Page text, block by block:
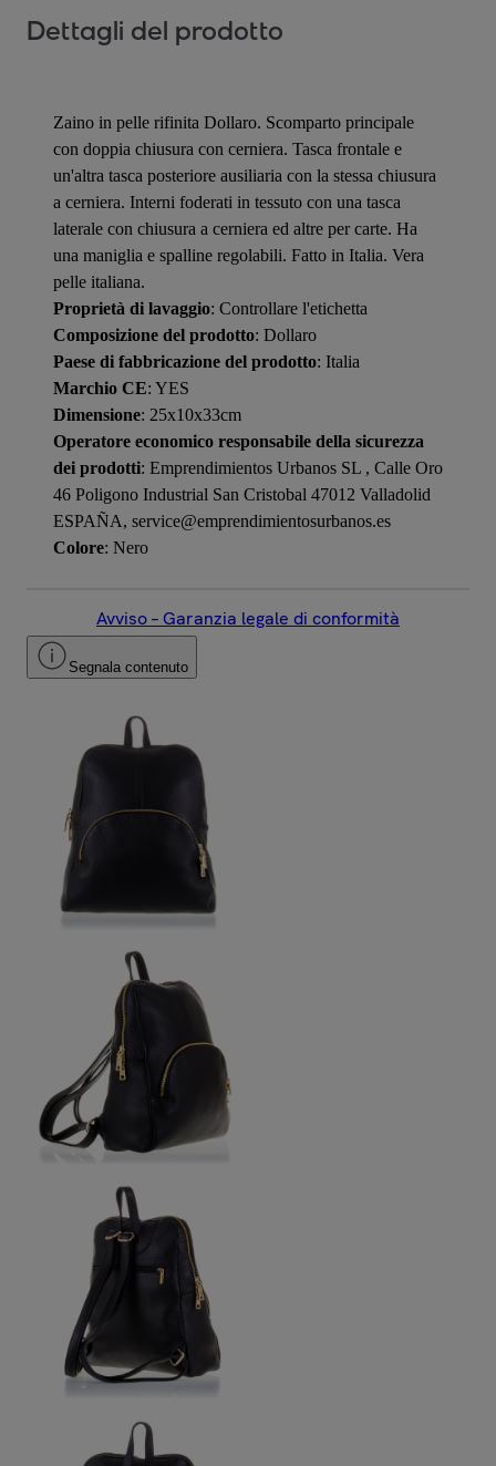
Dettagli del prodotto
Zaino in pelle rifinita Dollaro. Scomparto principale
con doppia chiusura con cerniera. Tasca frontale e
un'altra tasca posteriore ausiliaria con la stessa chiusura
a cerniera. Interni foderati in tessuto con una tasca
laterale con chiusura a cerniera ed altre per carte. Ha
una maniglia e spalline regolabili. Fatto in Italia. Vera
pelle italiana.
Proprietà di lavaggio: Controllare l'etichetta
Composizione del prodotto: Dollaro
Paese di fabbricazione del prodotto: Italia
Marchio CE: YES
Dimensione: 25x10x33cm
Operatore economico responsabile della sicurezza
dei prodotti: Emprendimientos Urbanos SL , Calle Oro
46 Poligono Industrial San Cristobal 47012 Valladolid
ESPAÑA, service@emprendimientosurbanos.es
Colore: Nero
Avviso – Garanzia legale di conformità
Segnala contenuto